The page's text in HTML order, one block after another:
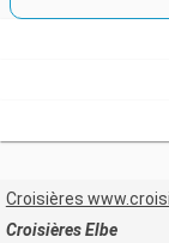
Croisières
Croisières Elbe